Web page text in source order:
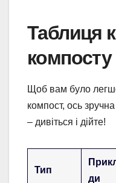
Таблиця
компосту
Щоб вам було
компост, ось
– дивіться і дійте!
Тип
ди